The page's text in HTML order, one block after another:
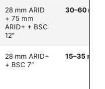
28 mm ARID
+ 75 mm
ARID+ + BSC
12″
30–60 m²
28 mm ARID+
+ BSC 7″
15–35 m²